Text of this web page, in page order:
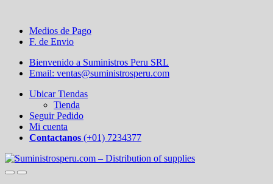
Medios de Pago
F. de Envio
Bienvenido a Suministros Peru SRL
Email: ventas@suministrosperu.com
Ubicar Tiendas
Tienda
Seguir Pedido
Mi cuenta
Contactanos (+01) 7234377